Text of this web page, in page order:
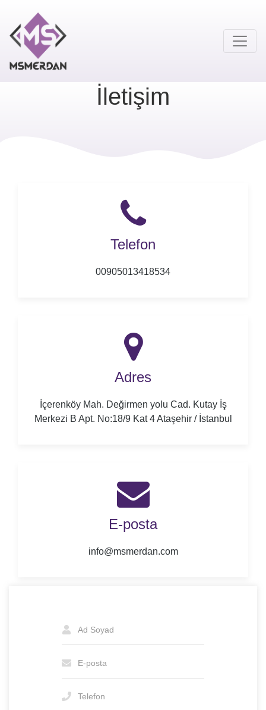
İletişim
Telefon
00905013418534
Adres
İçerenköy Mah. Değirmen yolu Cad. Kutay İş
Merkezi B Apt. No:18/9 Kat 4 Ataşehir / İstanbul
E-posta
info@msmerdan.com
Ad Soyad
E-posta
Telefon